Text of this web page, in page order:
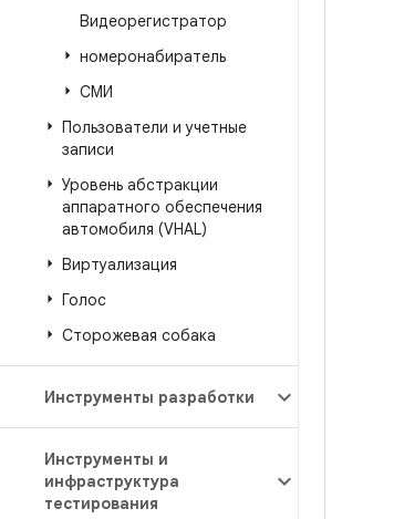
Видеорегистратор
номеронабиратель
СМИ
Пользователи и учетные
записи
Уровень абстракции
аппаратного обеспечения
автомобиля (VHAL)
Виртуализация
Голос
Сторожевая собака
Инструменты разработки
Инструменты и
инфраструктура
тестирования